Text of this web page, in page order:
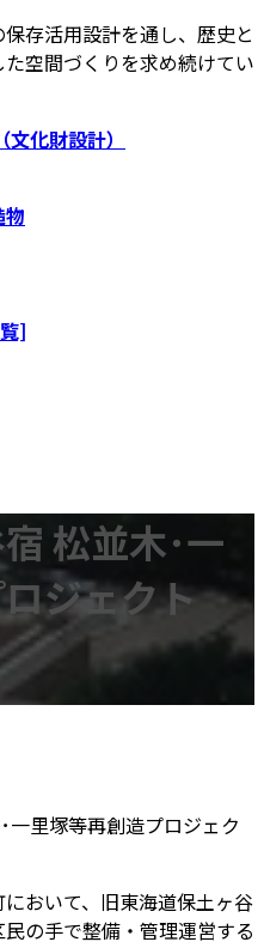
存活用設計を通し、歴史と
空間づくりを求め続けてい
]
宿 松並木･一
ロジェクト
一里塚等再創造プロジェク
おいて、旧東海道保土ヶ谷
の手で整備・管理運営する